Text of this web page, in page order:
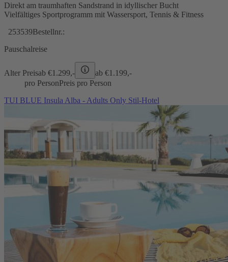
Direkt am traumhaften Sandstrand in idyllischer Bucht
Vielfältiges Sportprogramm mit Wassersport, Tennis & Fitness
253539Bestellnr.:
Pauschalreise
Alter Preisab €1.299,- ab €1.199,-
pro PersonPreis pro Person
TUI BLUE Insula Alba - Adults Only Stil-Hotel